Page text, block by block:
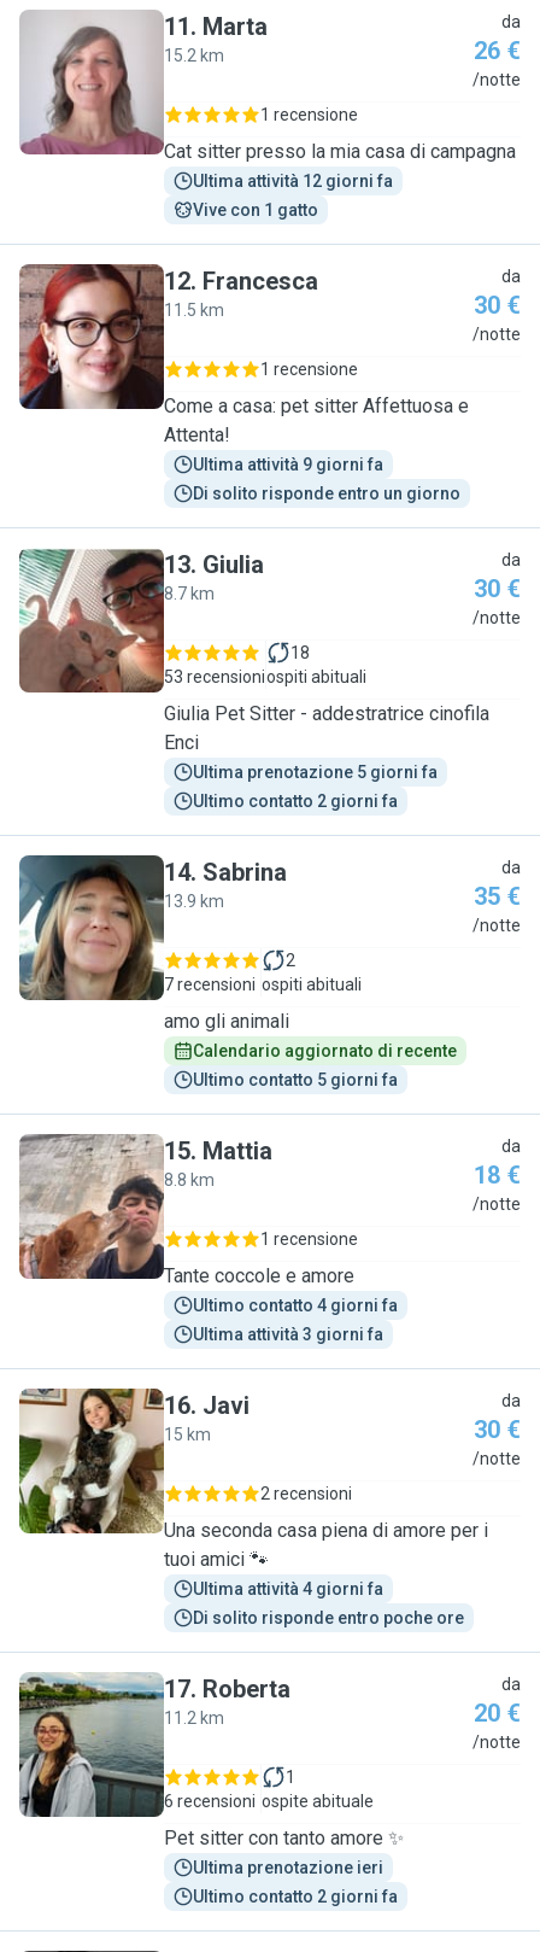
M
11. Marta
15.2 km
da
26 €
/notte
1 recensione
Cat sitter presso la mia casa di campagna
Ultima attività 12 giorni fa
Vive con 1 gatto
F
12. Francesca
11.5 km
da
30 €
/notte
1 recensione
Come a casa: pet sitter Affettuosa e
Attenta!
Ultima attività 9 giorni fa
Di solito risponde entro un giorno
G
13. Giulia
8.7 km
da
30 €
/notte
53 recensioni
18
ospiti abituali
Giulia Pet Sitter - addestratrice cinofila
Enci
Ultima prenotazione 5 giorni fa
Ultimo contatto 2 giorni fa
S
14. Sabrina
13.9 km
da
35 €
/notte
7 recensioni
2
ospiti abituali
amo gli animali
Calendario aggiornato di recente
Ultimo contatto 5 giorni fa
M
15. Mattia
8.8 km
da
18 €
/notte
1 recensione
Tante coccole e amore
Ultimo contatto 4 giorni fa
Ultima attività 3 giorni fa
J
16. Javi
15 km
da
30 €
/notte
2 recensioni
Una seconda casa piena di amore per i
tuoi amici 🐾
Ultima attività 4 giorni fa
Di solito risponde entro poche ore
R
17. Roberta
11.2 km
da
20 €
/notte
6 recensioni
1
ospite abituale
Pet sitter con tanto amore ✨
Ultima prenotazione ieri
Ultimo contatto 2 giorni fa